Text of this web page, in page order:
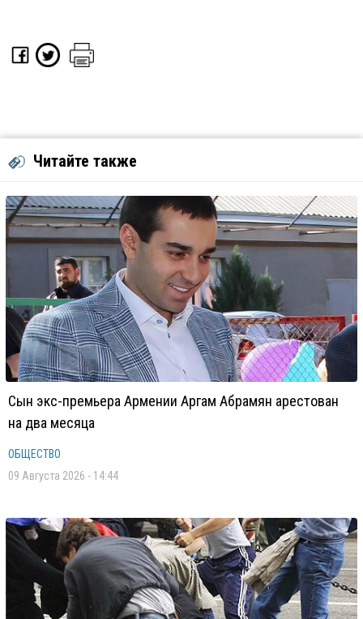
Читайте также
Сын экс-премьера Армении Аргам Абрамян арестован
на два месяца
ОБЩЕСТВО
09 Августа 2026 - 14:44